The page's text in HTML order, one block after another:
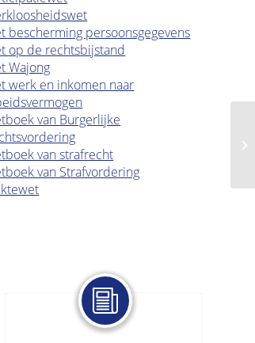
bescherming persoonsgegevens
op de rechtsbijstand
Wajong
werk en inkomen naar
van Burgerlijke
van strafrecht
van Strafvordering